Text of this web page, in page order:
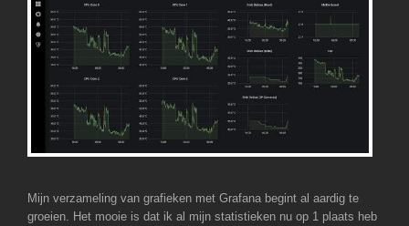
Mijn verzameling van grafieken met Grafana begint al aardig te
groeien. Het mooie is dat ik al mijn statistieken nu op 1 plaats heb